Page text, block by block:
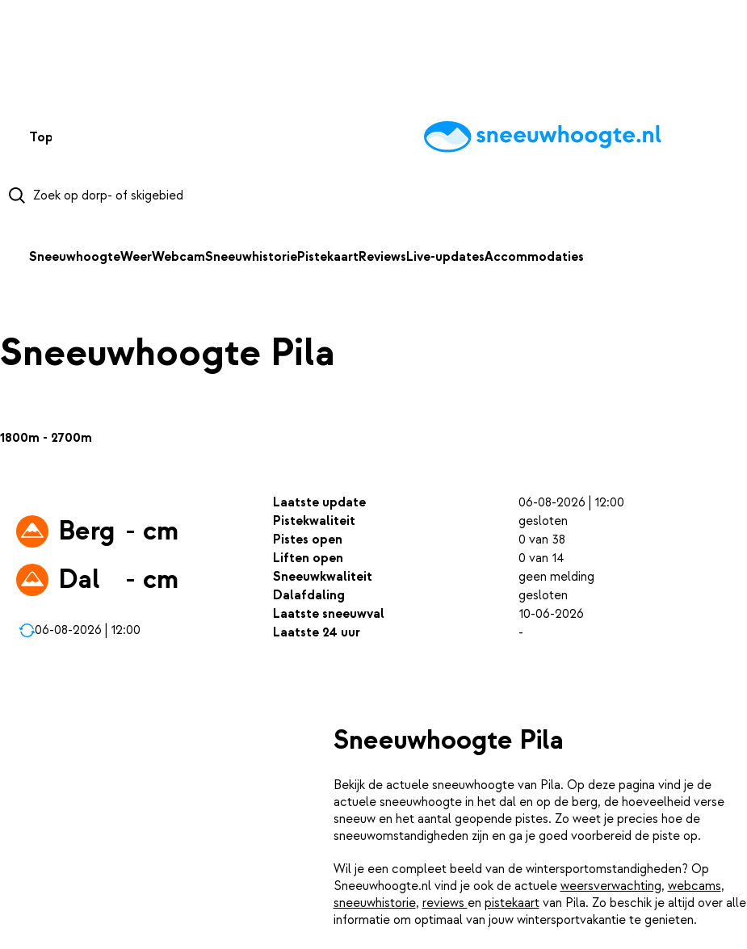
Top 50 AccommodatiesTipsReviewsLive updatesApp
SneeuwhoogteWeerWebcamSneeuwhistoriePistekaartReviewsLive-updatesAccommodaties
Sneeuwhoogte Pila
1800m - 2700m
Berg - cm
Dal
- cm
06-08-2026 | 12:00
Laatste update
06-08-2026 | 12:00
Pistekwaliteit
gesloten
Pistes open
0 van 38
Liften open
0 van 14
Sneeuwkwaliteit
geen melding
Dalafdaling
gesloten
Laatste sneeuwval
10-06-2026
Laatste 24 uur
-
Sneeuwhoogte Pila
Bekijk de actuele sneeuwhoogte van Pila. Op deze pagina vind je de
actuele sneeuwhoogte in het dal en op de berg, de hoeveelheid verse
sneeuw en het aantal geopende pistes. Zo weet je precies hoe de
sneeuwomstandigheden zijn en ga je goed voorbereid de piste op.
Wil je een compleet beeld van de wintersportomstandigheden? Op
Sneeuwhoogte.nl vind je ook de actuele weersverwachting, webcams,
sneeuwhistorie, reviews en pistekaartvan Pila. Zo beschik je altijd over alle
informatie om optimaal van jouw wintersportvakantie te genieten.